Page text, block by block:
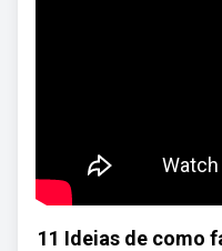
11 Ideias de como